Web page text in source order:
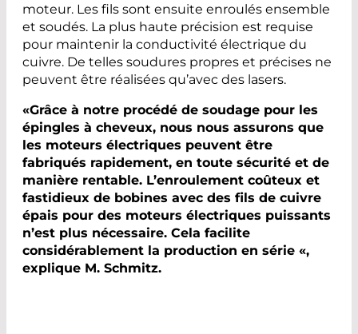
moteur. Les fils sont ensuite enroulés ensemble
et soudés. La plus haute précision est requise
pour maintenir la conductivité électrique du
cuivre. De telles soudures propres et précises ne
peuvent être réalisées qu’avec des lasers.
«Grâce à notre procédé de soudage pour les
épingles à cheveux, nous nous assurons que
les moteurs électriques peuvent être
fabriqués rapidement, en toute sécurité et de
manière rentable. L’enroulement coûteux et
fastidieux de bobines avec des fils de cuivre
épais pour des moteurs électriques puissants
n’est plus nécessaire. Cela facilite
considérablement la production en série «,
explique M. Schmitz.